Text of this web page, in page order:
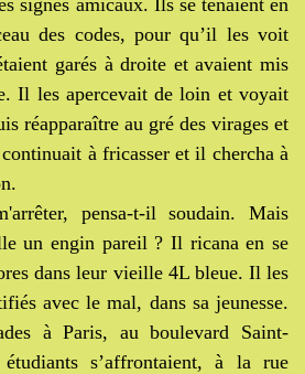
signes amicaux. Ils se tenaient en
des codes, pour qu’il les voit
garés à droite et avaient mis
Il les apercevait de loin et voyait
réapparaître au gré des virages et
à fricasser et il chercha à
pensa-t-il soudain. Mais
un engin pareil ? Il ricana en se
dans leur vieille 4L bleue. Il les
avec le mal, dans sa jeunesse.
à Paris, au boulevard Saint-
s’affrontaient, à la rue